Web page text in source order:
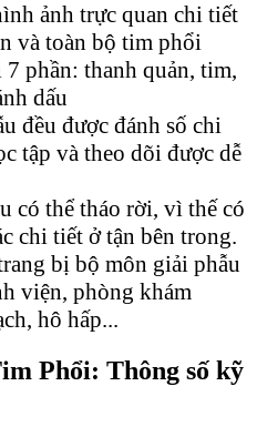
ảnh trực quan chi tiết
và toàn bộ tim phổi
phần: thanh quản, tim,
dấu
đều được đánh số chi
tập và theo dõi được dễ
có thể tháo rời, vì thế có
chi tiết ở tận bên trong.
bị bộ môn giải phẫu
viện, phòng khám
hô hấp...
Phổi: Thông số kỹ